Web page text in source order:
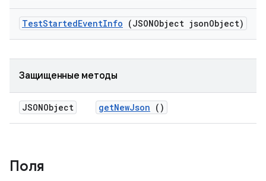
TestStartedEventInfo (JSONObject jsonObject)
Защищенные методы
JSONObject getNewJson ()
Поля